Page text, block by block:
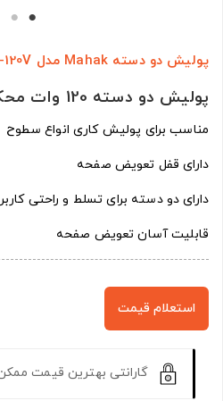
پولیش دو دسته Mahak مدل AP-120V
پولیش دو دسته 120 وات محک مدل AP-120V
مناسب برای پولیش کاری انواع سطوح
دارای قفل تعویض صفحه
دارای دو دسته برای تسلط و راحتی کاربر
قابلیت آسان تعویض صفحه
استعلام قیمت
گارانتی بهترین قیمت